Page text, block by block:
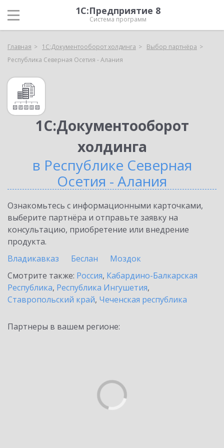
1С:Предприятие 8
Система программ
Главная 1С:Документооборот холдинга
Выбор партнёра
Республика Северная Осетия - Алания
1С:Документооборот
холдинга
в Республике Северная
Осетия - Алания
Ознакомьтесь с информационными карточками,
выберите партнёра и отправьте заявку на
консультацию, приобретение или внедрение
продукта.
Владикавказ
Беслан
Моздок
Смотрите также: Россия, Кабардино-Балкарская
Республика, Республика Ингушетия,
Ставропольский край, Чеченская республика
Партнеры в вашем регионе: